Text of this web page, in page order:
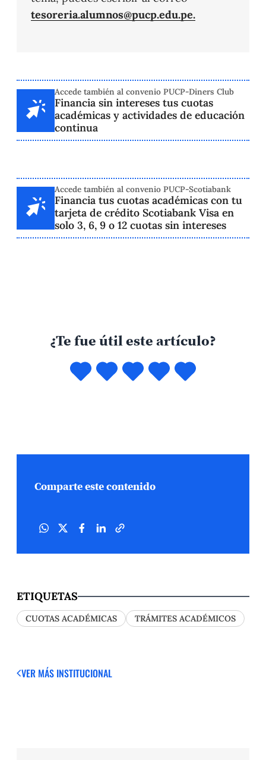
tesoreria.alumnos@pucp.edu.pe.
Accede también al convenio PUCP-Diners Club
Financia sin intereses tus cuotas
académicas y actividades de educación
continua
Accede también al convenio PUCP-Scotiabank
Financia tus cuotas académicas con tu
tarjeta de crédito Scotiabank Visa en
solo 3, 6, 9 o 12 cuotas sin intereses
¿Te fue útil este artículo?
Comparte este contenido
ETIQUETAS
CUOTAS ACADÉMICAS TRÁMITES ACADÉMICOS
VER MÁS INSTITUCIONAL